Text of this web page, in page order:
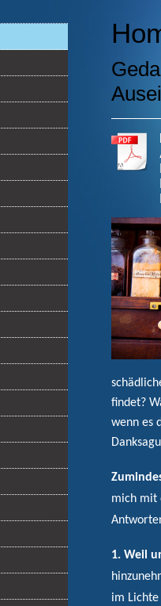
findet?
wenn es
mich mit
1. Weil
im